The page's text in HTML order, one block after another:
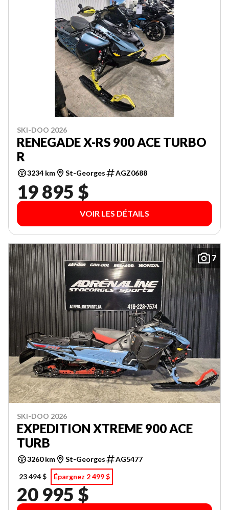
SKI-DOO 2026
RENEGADE X-RS 900 ACE TURBO
R
3234 km St-Georges AGZ0688
19 895 $
VOIR LES DÉTAILS
7
SKI-DOO 2026
EXPEDITION XTREME 900 ACE
TURB
3260 km St-Georges
AG5477
23 494 $
Épargnez 2 499 $
20 995 $